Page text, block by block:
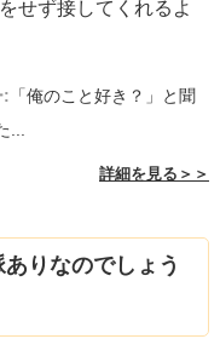
せず接してくれるよ
: 「俺のこと好き？」と聞
...
詳細を見る＞＞
りなのでしょう